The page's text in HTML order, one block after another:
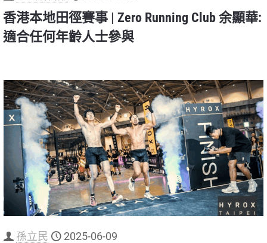
香港本地田徑賽事 | Zero Running Club 余顯華:
適合任何年齡人士參與
孫立民 2025-06-09